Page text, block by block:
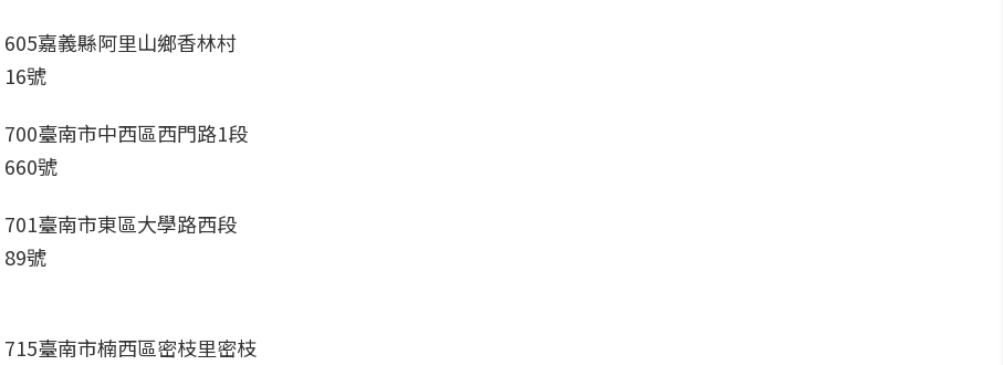
605嘉義縣阿里山鄉香林村
16號
700臺南市中西區西門路1段
660號
701臺南市東區大學路西段
89號
715臺南市楠西區密枝里密枝